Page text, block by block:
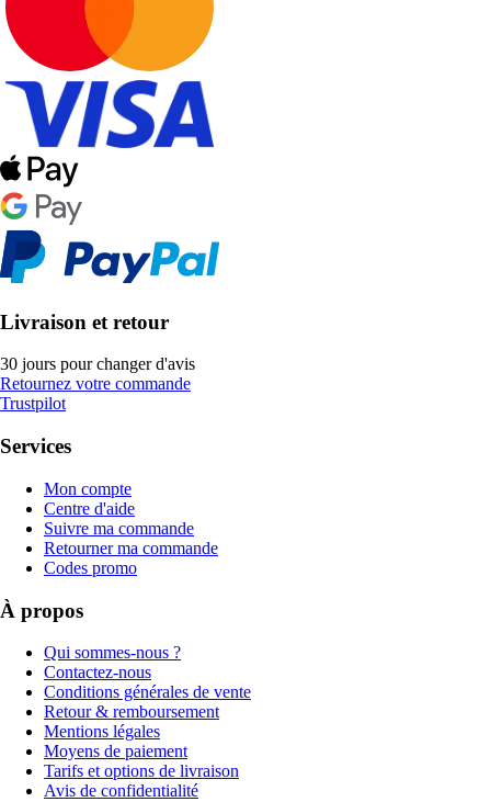
Livraison et retour
30 jours pour changer d'avis
Retournez votre commande
Trustpilot
Services
Mon compte
Centre d'aide
Suivre ma commande
Retourner ma commande
Codes promo
À propos
Qui sommes-nous ?
Contactez-nous
Conditions générales de vente
Retour & remboursement
Mentions légales
Moyens de paiement
Tarifs et options de livraison
Avis de confidentialité